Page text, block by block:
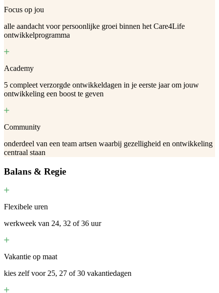
Focus op jou
alle aandacht voor persoonlijke groei binnen het Care4Life
ontwikkelprogramma
Academy
5 compleet verzorgde ontwikkeldagen in je eerste jaar om jouw
ontwikkeling een boost te geven
Community
onderdeel van een team artsen waarbij gezelligheid en ontwikkeling
centraal staan
Balans & Regie
Flexibele uren
werkweek van 24, 32 of 36 uur
Vakantie op maat
kies zelf voor 25, 27 of 30 vakantiedagen